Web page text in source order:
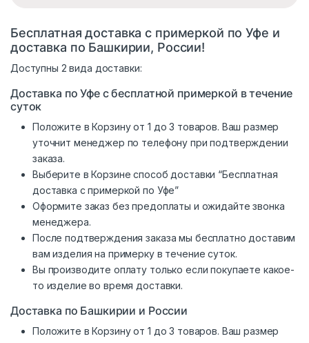
Бесплатная доставка с примеркой по Уфе и
доставка по Башкирии, России!
Доступны 2 вида доставки:
Доставка по Уфе с бесплатной примеркой в течение
суток
Положите в Корзину от 1 до 3 товаров. Ваш размер
уточнит менеджер по телефону при подтверждении
заказа.
Выберите в Корзине способ доставки “Бесплатная
доставка с примеркой по Уфе”
Оформите заказ без предоплаты и ожидайте звонка
менеджера.
После подтверждения заказа мы бесплатно доставим
вам изделия на примерку в течение суток.
Вы производите оплату только если покупаете какое-
то изделие во время доставки.
Доставка по Башкирии и России
Положите в Корзину от 1 до 3 товаров. Ваш размер